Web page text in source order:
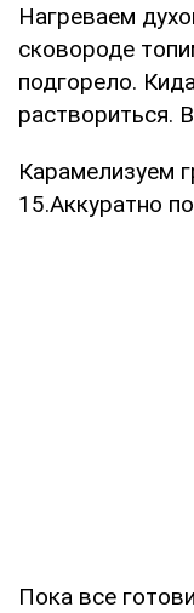
Нагреваем
сковороде
подгорело.
раствориться.
Карамелизуем
15.Аккуратно
Пока все